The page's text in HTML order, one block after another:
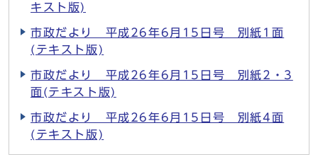
キスト版)
市政だより 平成26年6月15日号 別紙1面
(テキスト版)
市政だより 平成26年6月15日号 別紙2・3
面(テキスト版)
市政だより 平成26年6月15日号 別紙4面
(テキスト版)